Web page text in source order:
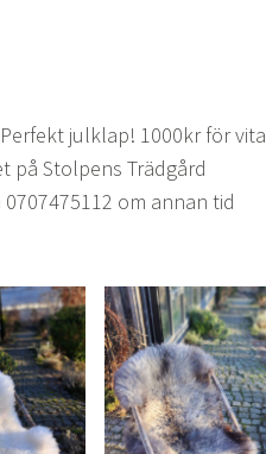
julklap! 1000kr för vita
på Stolpens Trädgård
om annan tid